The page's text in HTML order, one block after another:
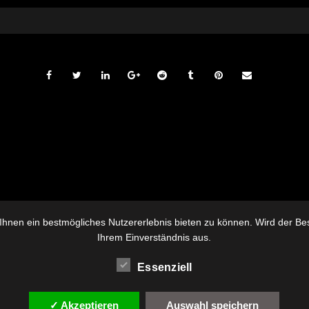
ein bestmögliches Nutzererlebnis bieten zu können. Wird der
Ihrem Einverständnis aus.
Essenziell
✓ Akzeptieren Auswahl speichern